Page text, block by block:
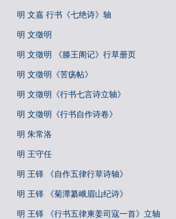
明 文嘉 行书《七绝诗》轴
明 文徵明
明 文徵明 《滕王阁记》行草册页
明 文徵明《苦疡帖》
明 文徵明《行书七言诗立轴》
明 文徵明《行书自作诗卷》
明 朱常洛
明 王守任
明 王铎 《自作五律行草诗轴》
明 王铎 《菊潭纂峨眉山纪诗》
明 王铎 《行书五律柬姜司寇一首》立轴